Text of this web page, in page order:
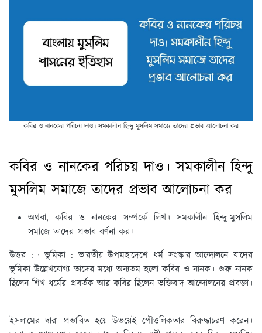
কবির ও নানকের পরিচয় দাও। সমকালীন হিন্দু মুসলিম সমাজে তাদের প্রভাব আলোচনা কর
কবির ও নানকের পরিচয় দাও। সমকালীন হিন্দু
মুসলিম সমাজে তাদের প্রভাব আলোচনা কর
অথবা, কবির ও নানকের সম্পর্কে লিখ। সমকালীন হিন্দু-মুসলিম
সমাজে তাদের প্রভাব বর্ণনা কর।
উত্তর : · ভূমিকা :ভারতীয় উপমহাদেশে ধর্ম সংস্কার আন্দোলনে যাদের
ভূমিকা উল্লেখযোগ্য তাদের মধ্যে অন্যতম হলো কবির ও নানক। গুরু নানক
ছিলেন শিখ ধর্মের প্রবর্তক আর কবির ছিলেন ভক্তিবাদ আন্দোলনের প্রবক্তা।
ইসলামের দ্বারা প্রভাবিত হয়ে উভয়েই পৌত্তলিকতার বিরুদ্ধাচরণ করেন।